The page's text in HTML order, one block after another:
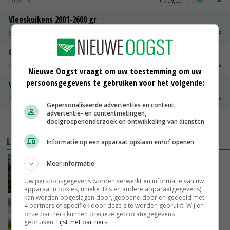
Vleeskuikens 2001-2600 gr
Barneveld
Gerst
Groningen
Volle melkpoeder
Zuivel NL
MEER MARKTPRIJZEN
LAATSTE NIEUWS
Kamervragen over onttrekkingsverbod,
GISTEREN, 16:27
‘Rendement van Krullvarkens komt van de
overkant’
GISTEREN, 15:30
Nieuwe Oogst vraagt om uw toestemming om uw
persoonsgegevens te gebruiken voor het volgende:
Gepersonaliseerde advertenties en content,
advertentie- en contentmetingen,
doelgroepenonderzoek en ontwikkeling van diensten
Informatie op een apparaat opslaan en/of openen
Meer informatie
Uw persoonsgegevens worden verwerkt en informatie van uw
apparaat (cookies, unieke ID's en andere apparaatgegevens)
kan worden opgeslagen door, geopend door en gedeeld met
4 partners of specifiek door deze site worden gebruikt. Wij en
onze partners kunnen precieze geolocatiegegevens
gebruiken. Lijst met partners.